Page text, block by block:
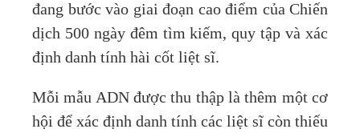
đang bước vào giai đoạn cao điểm của Chiến
dịch 500 ngày đêm tìm kiếm, quy tập và xác
định danh tính hài cốt liệt sĩ.
Mỗi mẫu ADN được thu thập là thêm một cơ
hội để xác định danh tính các liệt sĩ còn thiếu